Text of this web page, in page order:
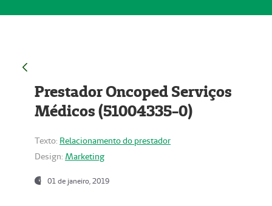
Prestador Oncoped Serviços
Médicos (51004335-0)
Texto: Relacionamento do prestador
Design: Marketing
01 de janeiro, 2019